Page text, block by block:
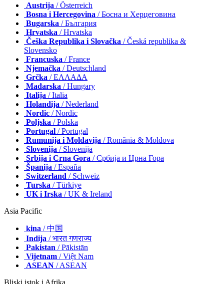
Austrija / Österreich
Bosna i Hercegovina / Босна и Херцеговина
Bugarska / България
Hrvatska / Hrvatska
Češka Republika i Slovačka / Česká republika &
Slovensko
Francuska / France
Njemačka / Deutschland
Grčka / ΕΛΛΑΔΑ
Mađarska / Hungary
Italija / Italia
Holandija / Nederland
Nordic / Nordic
Poljska / Polska
Portugal / Portugal
Rumunija i Moldavija / România & Moldova
Slovenija / Slovenija
Srbija i Crna Gora / Србија и Црна Гора
Španija / España
Switzerland / Schweiz
Turska / Türkiye
UK i Irska / UK & Ireland
Asia Pacific
kina / 中国
Indija / भारत गणराज्य
Pakistan / Pākistān
Vijetnam / Việt Nam
ASEAN / ASEAN
Bliski istok i Afrika